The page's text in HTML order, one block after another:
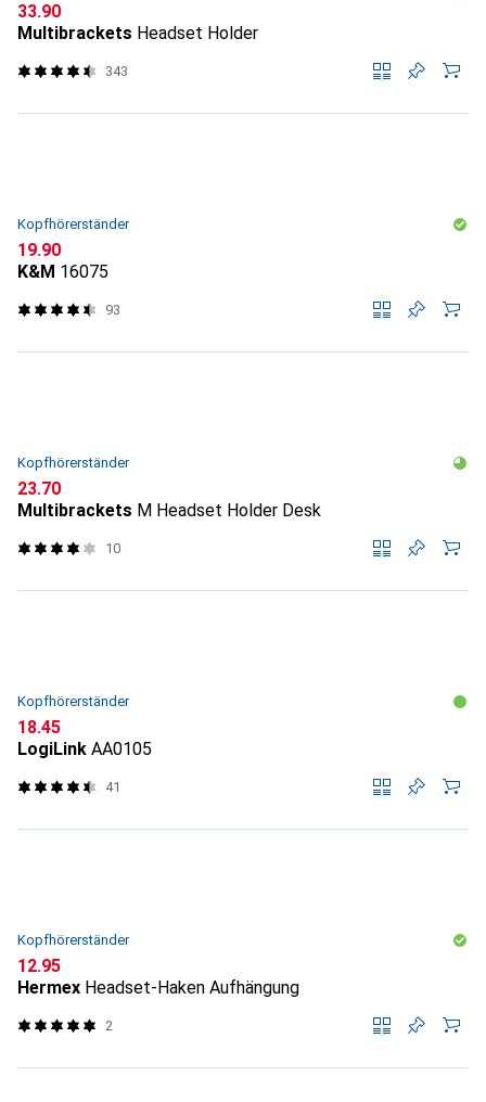
CHF
33.90
Multibrackets Headset Holder
343
Kopfhörerständer
CHF
19.90
K&M 16075
93
Kopfhörerständer
CHF
23.70
Multibrackets M Headset Holder Desk
10
Kopfhörerständer
CHF
18.45
LogiLink AA0105
41
Kopfhörerständer
CHF
12.95
Hermex Headset-Haken Aufhängung
2